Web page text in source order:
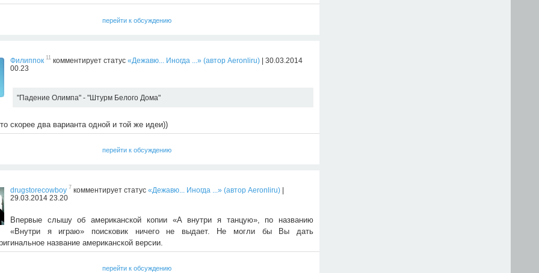
перейти к обсуждению
Филиппок 11 комментирует статус «Дежавю... Иногда ...» (автор Aeronliru) | 30.03.2014
00.23
"Падение Олимпа" - "Штурм Белого Дома"
скорее два варианта одной и той же идеи))
перейти к обсуждению
drugstorecowboy 7 комментирует статус «Дежавю... Иногда ...» (автор Aeronliru) |
29.03.2014 23.20
Впервые слышу об американской копии «А внутри я танцую», по названию
«Внутри я играю» поисковик ничего не выдает. Не могли бы Вы дать
название американской версии.
перейти к обсуждению